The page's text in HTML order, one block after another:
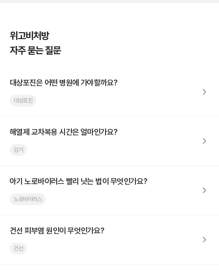
위고비처방
자주 묻는 질문
대상포진은 어떤 병원에 가야할까요?
대상포진
해열제 교차복용 시간은 얼마인가요?
감기
아기 노로바이러스 빨리 낫는 법이 무엇인가요?
노로바이러스
건선 피부염 원인이 무엇인가요?
건선